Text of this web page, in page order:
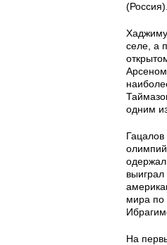
селе, а
одним
мира
На